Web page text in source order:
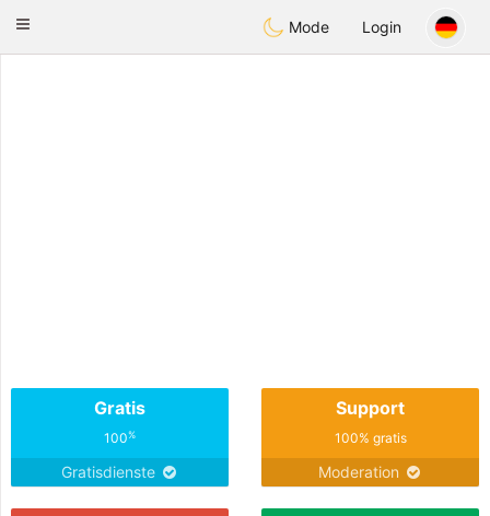
EmiratesChat
Toggle
Mode Login
Gratis
100%
Gratisdienste
Support
100% gratis
Moderation